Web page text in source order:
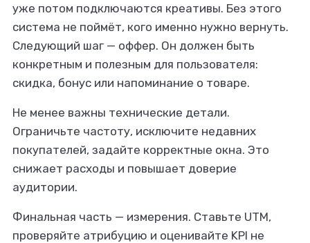
уже потом подключаются креативы. Без этого
система не поймёт, кого именно нужно вернуть.
Следующий шаг — оффер. Он должен быть
конкретным и полезным для пользователя:
скидка, бонус или напоминание о товаре.
Не менее важны технические детали.
Ограничьте частоту, исключите недавних
покупателей, задайте корректные окна. Это
снижает расходы и повышает доверие
аудитории.
Финальная часть — измерения. Ставьте UTM,
проверяйте атрибуцию и оценивайте KPI не